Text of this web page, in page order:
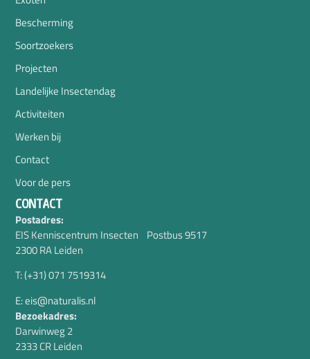
Bescherming
Soortzoekers
Projecten
Landelijke Insectendag
Activiteiten
Werken bij
Contact
Voor de pers
CONTACT
Postadres:
EIS Kenniscentrum Insecten Postbus 9517
2300 RA Leiden
T: (+31) 071 7519314
E: eis@naturalis.nl
Bezoekadres:
Darwinweg 2
2333 CR Leiden